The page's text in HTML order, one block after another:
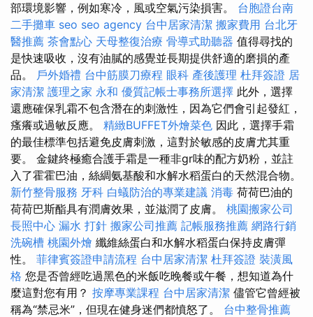
部環境影響，例如寒冷，風或空氣污染損害。 台胞證台南
二手攤車 seo seo agency 台中居家清潔 搬家費用 台北牙
醫推薦 茶會點心 天母整復治療 骨導式助聽器 值得尋找的
是快速吸收，沒有油膩的感覺並長期提供舒適的磨損的產
品。 戶外婚禮 台中筋膜刀療程 眼科 產後護理 杜拜簽證 居
家清潔 護理之家 永和 優質記帳士事務所選擇 此外，選擇
還應確保乳霜不包含潛在的刺激性，因為它們會引起發紅，
瘙癢或過敏反應。 精緻BUFFET外燴菜色 因此，選擇手霜
的最佳標準包括避免皮膚刺激，這對於敏感的皮膚尤其重
要。 金鍵終極癒合護手霜是一種非gr味的配方奶粉，並註
入了霍霍巴油，絲綢氨基酸和水解水稻蛋白的天然混合物。
新竹整骨服務 牙科 白蟻防治的專業建議 消毒 荷荷巴油的
荷荷巴斯酯具有潤膚效果，並滋潤了皮膚。 桃園搬家公司
長照中心 漏水 打針 搬家公司推薦 記帳服務推薦 網路行銷
洗碗槽 桃園外燴 纖維絲蛋白和水解水稻蛋白保持皮膚彈
性。 菲律賓簽證申請流程 台中居家清潔 杜拜簽證 裝潢風
格 您是否曾經吃過黑色的米飯吃晚餐或午餐，想知道為什
麼這對您有用？ 按摩專業課程 台中居家清潔 儘管它曾經被
稱為“禁忌米”，但現在健身迷們都憤怒了。 台中整骨推薦